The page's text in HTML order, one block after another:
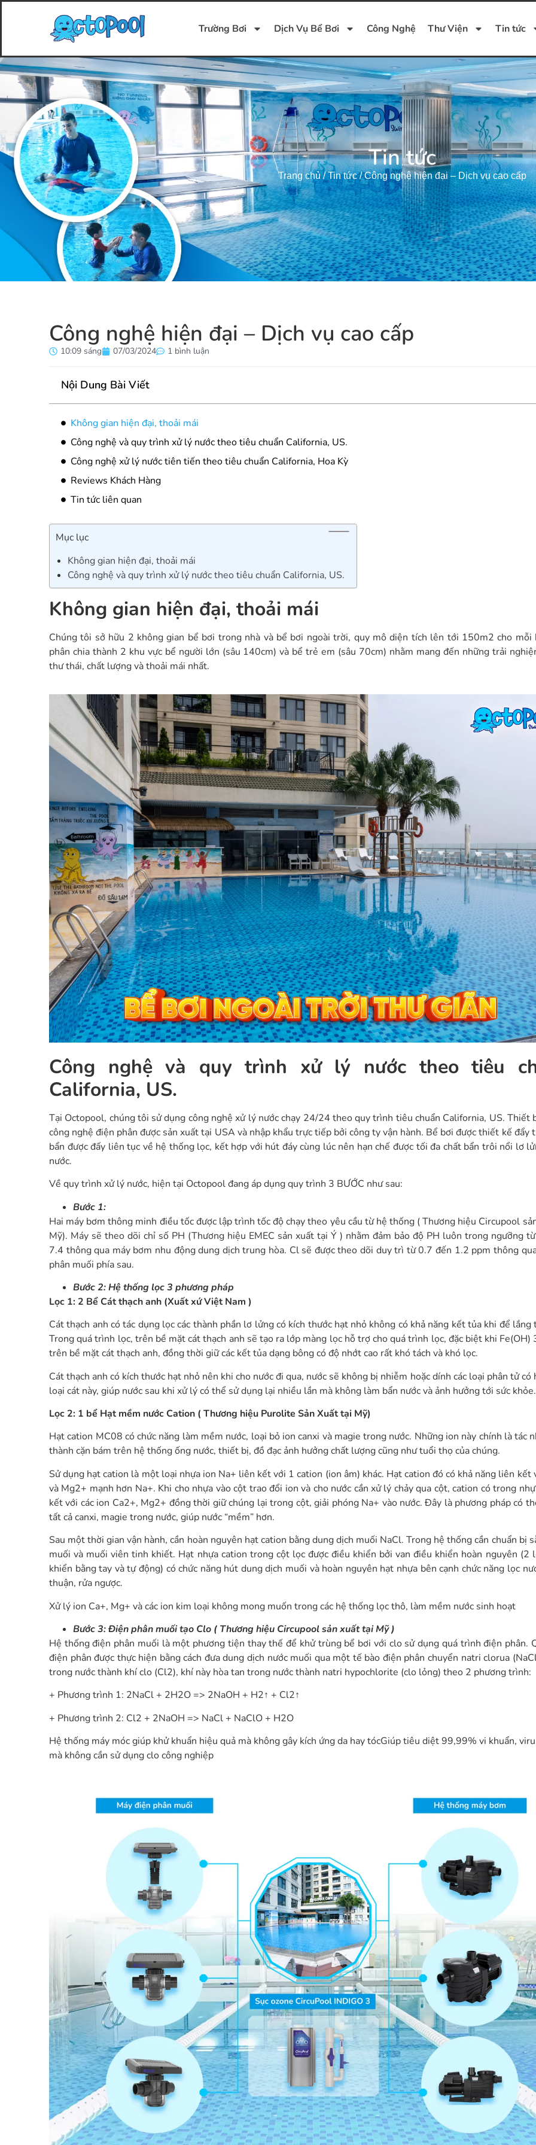
Trường Bơi Dịch Vụ Bể Bơi Công Nghệ Thư Viện Tin tức
Tin tức
Trang chủ/Tin tức/Công nghệ hiện đại – Dịch vụ cao cấp
Công nghệ hiện đại – Dịch vụ cao cấp
10:09 sáng 07/03/2024 1 bình luận
Nội Dung Bài Viết
Không gian hiện đại, thoải mái
Công nghệ và quy trình xử lý nước theo tiêu chuẩn California, US.
Công nghệ xử lý nước tiên tiến theo tiêu chuẩn California, Hoa Kỳ
Reviews Khách Hàng
Tin tức liên quan
Mục lục
Không gian hiện đại, thoải mái
Công nghệ và quy trình xử lý nước theo tiêu chuẩn California, US.
Không gian hiện đại, thoải mái
Chúng tôi sở hữu 2 không gian bể bơi trong nhà và bể bơi ngoài trời, quy mô diện tích lên tới 150m2 cho mỗi
phân chia thành 2 khu vực bể người lớn (sâu 140cm) và bể trẻ em (sâu 70cm) nhằm mang đến những trải
thư thái, chất lượng và thoải mái nhất.
Công nghệ và quy trình xử lý nước theo tiêu
California, US.
Tại Octopool, chúng tôi sử dụng công nghệ xử lý nước chạy 24/24 theo quy trình tiêu chuẩn California, US. Thiết
công nghệ điện phân được sản xuất tại USA và nhập khẩu trực tiếp bởi công ty vận hành. Bể bơi được thiết kế đẩy
bẩn được đấy liên tục về hệ thống lọc, kết hợp với hút đáy cùng lúc nên hạn chế được tối đa chất bẩn trôi nổi lơ
nước.
Về quy trình xử lý nước, hiện tại Octopool đang áp dụng quy trình 3 BƯỚC như sau:
Bước 1:
Hai máy bơm thông minh điều tốc được lập trình tốc độ chạy theo yêu cầu từ hệ thống ( Thương hiệu Circupool
Mỹ). Máy sẽ theo dõi chỉ số PH (Thương hiệu EMEC sản xuất tại Ý ) nhằm đảm bảo độ PH luôn trong ngưỡng
7.4 thông qua máy bơm nhu động dung dịch trung hòa. Cl sẽ được theo dõi duy trì từ 0.7 đến 1.2 ppm thông
phân muối phía sau.
Bước 2: Hệ thống lọc 3 phương pháp
Lọc 1: 2 Bể Cát thạch anh (Xuất xứ Việt Nam )
Cát thạch anh có tác dụng lọc các thành phần lơ lửng có kích thước hạt nhỏ không có khả năng kết tủa khi để lắng
Trong quá trình lọc, trên bề mặt cát thạch anh sẽ tạo ra lớp màng lọc hỗ trợ cho quá trình lọc, đặc biệt khi Fe(OH)
trên bề mặt cát thạch anh, đồng thời giữ các kết tủa dạng bông có độ nhớt cao rất khó tách và khó lọc.
Cát thạch anh có kích thước hạt nhỏ nên khi cho nước đi qua, nước sẽ không bị nhiễm hoặc dính các loại phân tử có
loại cát này, giúp nước sau khi xử lý có thể sử dụng lại nhiều lần mà không làm bẩn nước và ảnh hưởng tới sức khỏe.
Lọc 2: 1 bể Hạt mềm nước Cation ( Thương hiệu Purolite Sản Xuất tại Mỹ)
Hạt cation MC08 có chức năng làm mềm nước, loại bỏ ion canxi và magie trong nước. Những ion này chính là tác
thành cặn bám trên hệ thống ống nước, thiết bị, đồ đạc ảnh hưởng chất lượng cũng như tuổi thọ của chúng.
Sử dụng hạt cation là một loại nhựa ion Na+ liên kết với 1 cation (ion âm) khác. Hạt cation đó có khả năng liên kết
và Mg2+ mạnh hơn Na+. Khi cho nhựa vào cột trao đổi ion và cho nước cần xử lý chảy qua cột, cation có trong
kết với các ion Ca2+, Mg2+ đồng thời giữ chúng lại trong cột, giải phóng Na+ vào nước. Đây là phương pháp có
tất cả canxi, magie trong nước, giúp nước “mềm” hơn.
Sau một thời gian vận hành, cần hoàn nguyên hạt cation bằng dung dịch muối NaCl. Trong hệ thống cần chuẩn bị
muối và muối viên tinh khiết. Hạt nhựa cation trong cột lọc được điều khiển bởi van điều khiển hoàn nguyên (2
khiển bằng tay và tự động) có chức năng hút dung dịch muối và hoàn nguyên hạt nhựa bên cạnh chức năng lọc
thuận, rửa ngược.
Xử lý ion Ca+, Mg+ và các ion kim loại không mong muốn trong các hệ thống lọc thô, làm mềm nước sinh hoạt
Bước 3: Điện phân muối tạo Clo ( Thương hiệu Circupool sản xuất tại Mỹ )
Hệ thống điện phân muối là một phương tiện thay thế để khử trùng bể bơi với clo sử dụng quá trình điện phân.
điện phân được thực hiện bằng cách đưa dung dịch nước muối qua một tế bào điện phân chuyển natri clorua
trong nước thành khí clo (Cl2), khí này hòa tan trong nước thành natri hypochlorite (clo lỏng) theo 2 phương trình:
+ Phương trình 1: 2NaCl + 2H2O => 2NaOH + H2↑ + Cl2↑
+ Phương trình 2: Cl2 + 2NaOH => NaCl + NaClO + H2O
Hệ thống máy móc giúp khử khuẩn hiệu quả mà không gây kích ứng da hay tócGiúp tiêu diệt 99,99% vi khuẩn,
mà không cần sử dụng clo công nghiệp